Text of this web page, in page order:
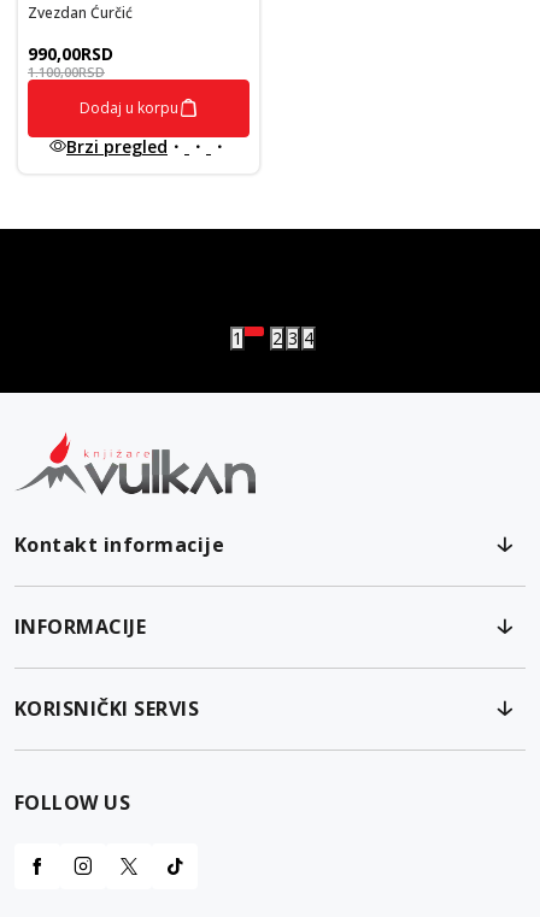
Zvezdan Ćurčić
990,00RSD
1.100,00RSD
Dodaj u korpu
Brzi pregled
1
2 3 4
Kontakt informacije
INFORMACIJE
KORISNIČKI SERVIS
FOLLOW US